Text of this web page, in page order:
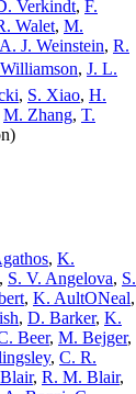
Verkindt, F.
Walet, M.
A. J. Weinstein, R.
, J. L.
, S. Xiao, H.
M. Zhang, T.
, K.
, S. V. Angelova, S.
, K. AultONeal,
, D. Barker, K.
Beer, M. Bejger,
, C. R.
, R. M. Blair,